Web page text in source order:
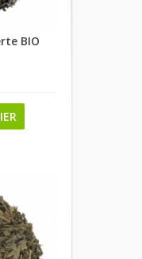
BIO